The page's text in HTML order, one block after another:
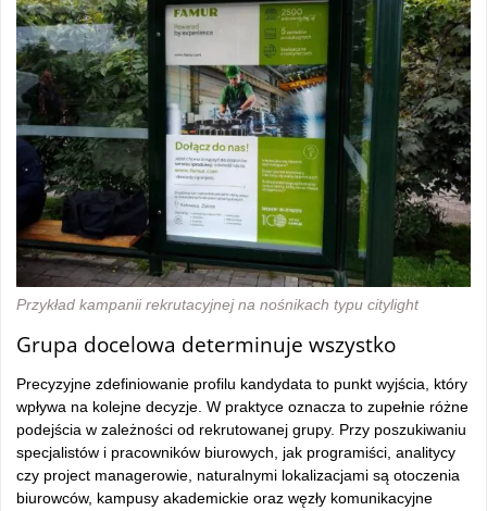
Przykład kampanii rekrutacyjnej na nośnikach typu citylight
Grupa docelowa determinuje wszystko
Precyzyjne zdefiniowanie profilu kandydata to punkt wyjścia, który
wpływa na kolejne decyzje. W praktyce oznacza to zupełnie różne
podejścia w zależności od rekrutowanej grupy. Przy poszukiwaniu
specjalistów i pracowników biurowych, jak programiści, analitycy
czy project managerowie, naturalnymi lokalizacjami są otoczenia
biurowców, kampusy akademickie oraz węzły komunikacyjne